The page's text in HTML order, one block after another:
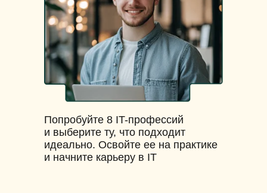
Попробуйте 8 IT-профессий
и выберите ту, что подходит
идеально. Освойте ее на практике
и начните карьеру в IT